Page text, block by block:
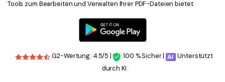
Tools zum Bearbeiten und Verwalten Ihrer PDF-Dateien bietet.
G2-Wertung: 4.5/5 | 100 % Sicher |
Unterstützt
durch KI